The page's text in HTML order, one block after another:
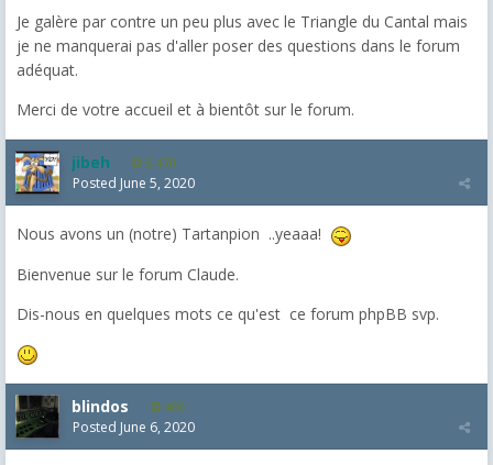
Je galère par contre un peu plus avec le Triangle du Cantal mais
je ne manquerai pas d'aller poser des questions dans le forum
adéquat.
Merci de votre accueil et à bientôt sur le forum.
jibeh 5,470
Posted June 5, 2020
Nous avons un (notre) Tartanpion ..yeaaa!
Bienvenue sur le forum Claude.
Dis-nous en quelques mots ce qu'est ce forum phpBB svp.
blindos 480
Posted June 6, 2020